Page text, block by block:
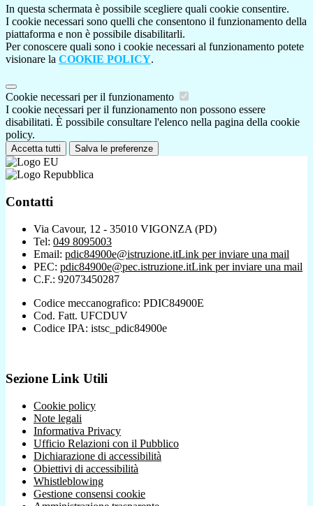
In questa schermata è possibile scegliere quali cookie consentire.
I cookie necessari sono quelli che consentono il funzionamento della
piattaforma e non è possibile disabilitarli.
Per conoscere quali sono i cookie necessari al funzionamento potete
visionare la COOKIE POLICY.
Cookie necessari per il funzionamento
I cookie necessari per il funzionamento non possono essere
disabilitati. È possibile consultare l'elenco nella pagina della cookie
policy.
Accetta tutti Salva le preferenze
Contatti
Via Cavour, 12 - 35010 VIGONZA (PD)
Tel: 049 8095003
Email: pdic84900e@istruzione.itLink per inviare una mail
PEC: pdic84900e@pec.istruzione.itLink per inviare una mail
C.F.: 92073450287
Codice meccanografico: PDIC84900E
Cod. Fatt. UFCDUV
Codice IPA: istsc_pdic84900e
Sezione Link Utili
Cookie policy
Note legali
Informativa Privacy
Ufficio Relazioni con il Pubblico
Dichiarazione di accessibilità
Obiettivi di accessibilità
Whistleblowing
Gestione consensi cookie